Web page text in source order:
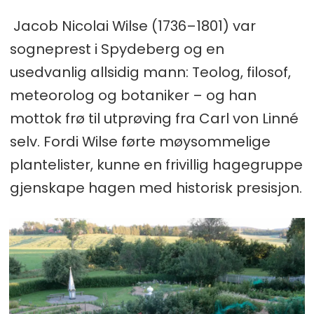
Jacob Nicolai Wilse (1736–1801) var
sogneprest i Spydeberg og en
usedvanlig allsidig mann: Teolog, filosof,
meteorolog og botaniker – og han
mottok frø til utprøving fra Carl von Linné
selv. Fordi Wilse førte møysommelige
plantelister, kunne en frivillig hagegruppe
gjenskape hagen med historisk presisjon.